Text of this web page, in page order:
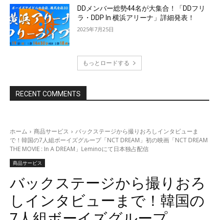
DDメンバー総勢44名が大集合！「DDフリ
ラ・DDP In 横浜アリーナ」詳細発表！
2025年7月25日
もっとロードする
RECENT COMMENTS